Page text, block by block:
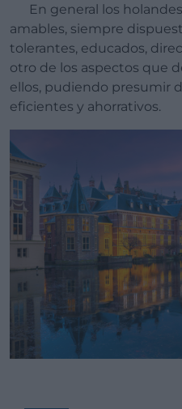
En general los holandeses son gente muy
amables, siempre
tolerantes, educados,
otro de los aspectos que
ellos, pudiendo presumir
eficientes y ahorrativos.